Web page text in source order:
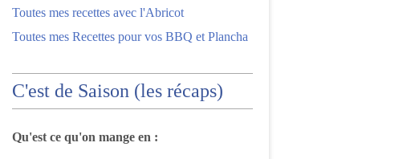
Toutes mes recettes avec l'Abricot
Toutes mes Recettes pour vos BBQ et Plancha
C'est de Saison (les récaps)
Qu'est ce qu'on mange en :